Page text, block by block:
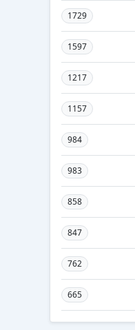
1729
1597
1217
1157
984
983
858
847
762
665